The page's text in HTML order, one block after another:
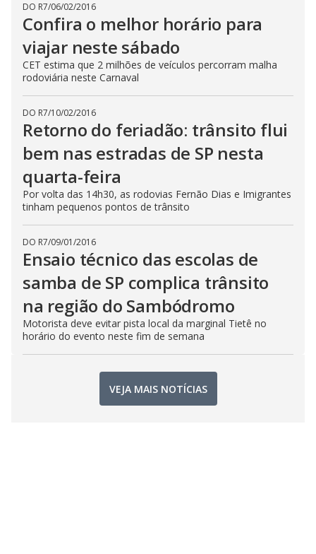
DO R7/06/02/2016
Confira o melhor horário para
viajar neste sábado
CET estima que 2 milhões de veículos percorram malha
rodoviária neste Carnaval
DO R7/10/02/2016
Retorno do feriadão: trânsito flui
bem nas estradas de SP nesta
quarta-feira
Por volta das 14h30, as rodovias Fernão Dias e Imigrantes
tinham pequenos pontos de trânsito
DO R7/09/01/2016
Ensaio técnico das escolas de
samba de SP complica trânsito
na região do Sambódromo
Motorista deve evitar pista local da marginal Tietê no
horário do evento neste fim de semana
VEJA MAIS NOTÍCIAS